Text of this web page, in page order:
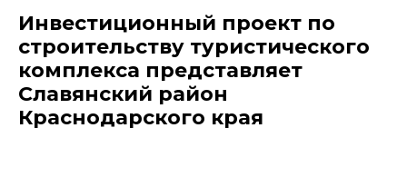
Инвестиционный проект по
строительству туристического
комплекса представляет
Славянский район
Краснодарского края